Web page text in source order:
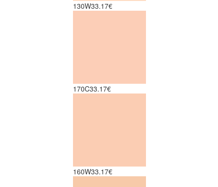
130W33.17€
170C33.17€
160W33.17€